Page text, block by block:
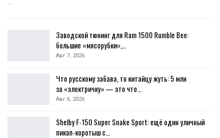
…
Заводской тюнинг для Ram 1500 Rumble Bee:
большие «мясорубки»,…
Авг 7, 2026
Что русскому забава, то китайцу жуть: 5 млн
за «электричку» — это что…
Авг 6, 2026
Shelby F-150 Super Snake Sport: ещё один уличный
пикап-коротыш с…